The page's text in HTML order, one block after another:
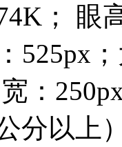
； 眼
525px
：
分以上